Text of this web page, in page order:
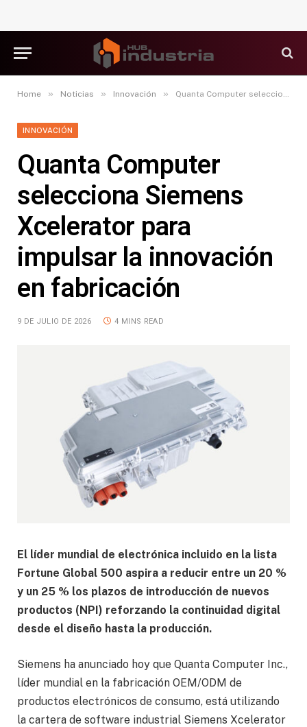
Home » Noticias » Innovación » Quanta Computer selecciona Siemens Xcelerator para impulsar la innovación en fabricación
INNOVACIÓN
Quanta Computer
selecciona Siemens
Xcelerator para
impulsar la innovación
en fabricación
9 DE JULIO DE 2026 4 MINS READ
El líder mundial de electrónica incluido en la lista
Fortune Global 500 aspira a reducir entre un 20 %
y un 25 % los plazos de introducción de nuevos
productos (NPI) reforzando la continuidad digital
desde el diseño hasta la producción.
Siemens ha anunciado hoy que Quanta Computer Inc.,
líder mundial en la fabricación OEM/ODM de
productos electrónicos de consumo, está utilizando
la cartera de software industrial Siemens Xcelerator